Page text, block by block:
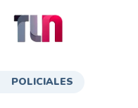
POLICIALES